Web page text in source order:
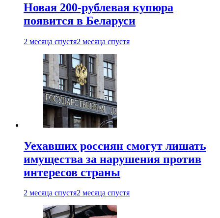
Новая 200-рублевая купюра
появится в Беларуси
2 месяца спустя2 месяца спустя
Уехавших россиян смогут лишать
имущества за нарушения против
интересов страны
2 месяца спустя2 месяца спустя